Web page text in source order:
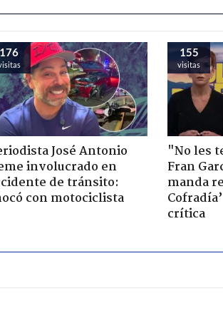
176
José Antonio
involucrado en
de tránsito:
con motociclista
155
visitas
"No les
Fran
manda
crítica